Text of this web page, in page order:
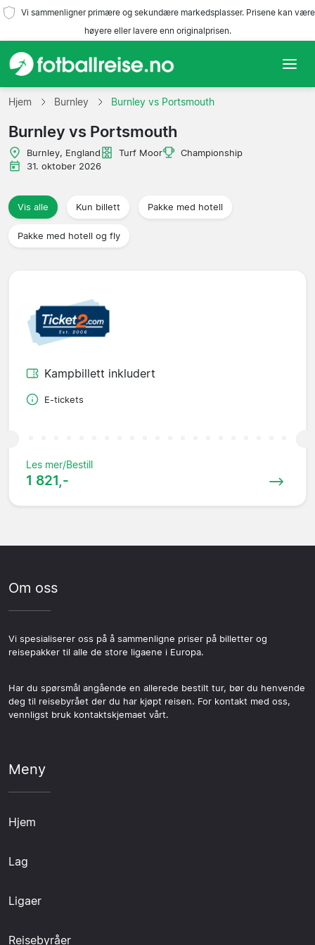
Vi sammenligner primære og sekundære markedsplasser. Prisene kan være
høyere eller lavere enn originalprisen.
Hjem
Lag
Ligaer
Reisebyråer
Hjem Burnley Burnley vs Portsmouth
Burnley vs Portsmouth
Burnley, England Turf Moor
Championship
31. oktober 2026
Vis alle Kun billett Pakke med hotell
Pakke med hotell og fly
Kampbillett inkludert
E-tickets
Les mer/Bestill
1 821,-
Om oss
Vi spesialiserer oss på å sammenligne priser på billetter og
reisepakker til alle de store ligaene i Europa.
Har du spørsmål angående en allerede bestilt tur, bør du henvende
deg til reisebyrået der du har kjøpt reisen. For kontakt med oss,
vennligst bruk kontaktskjemaet vårt.
Meny
Hjem
Lag
Ligaer
Reisebyråer